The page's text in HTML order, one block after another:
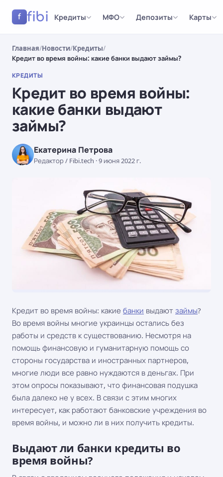
f fibi Кредиты МФО Депозиты Карты
Главная/Новости/Кредиты/
Кредит во время войны: какие банки выдают займы?
КРЕДИТЫ
Кредит во время войны:
какие банки выдают
займы?
Екатерина Петрова
Редактор / Fibi.tech ·9 июня 2022 г.
Кредит во время войны: какие банки выдают займы?
Во время войны многие украинцы остались без
работы и средств к существованию. Несмотря на
помощь финансовую и гуманитарную помощь со
стороны государства и иностранных партнеров,
многие люди все равно нуждаются в деньгах. При
этом опросы показывают, что финансовая подушка
была далеко не у всех. В связи с этим многих
интересует, как работают банковские учреждения во
время войны, и можно ли в них получить кредиты.
Выдают ли банки кредиты во
время войны?